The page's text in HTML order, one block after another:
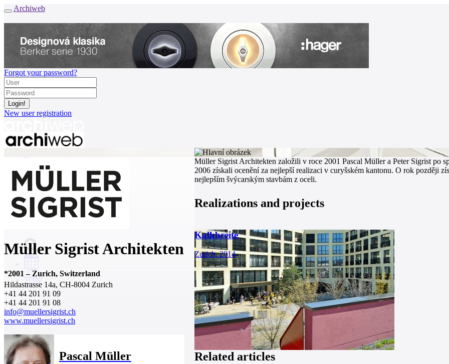
Archiweb
Forgot your password?
New user registration
News
Architects
Buildings
Catalogue
E-shop
Job find157
Müller Sigrist Architekten
*2001–Zurich, Switzerland
Hildastrasse 14a, CH-8004 Zurich
+41 44 201 91 09
+41 44 201 91 08
info@muellersigrist.ch
www.muellersigrist.ch
Pascal Müller
Müller Sigrist Architekten založili v roce 2001 Pascal Müller a Peter Sigrist po
2006 získali ocenění za nejlepší realizaci v curyšském kantonu. O rok později
nejlepším švýcarským stavbám z oceli.
Realizations and projects
Kalkbreite
Zurich, 2014
Related articles